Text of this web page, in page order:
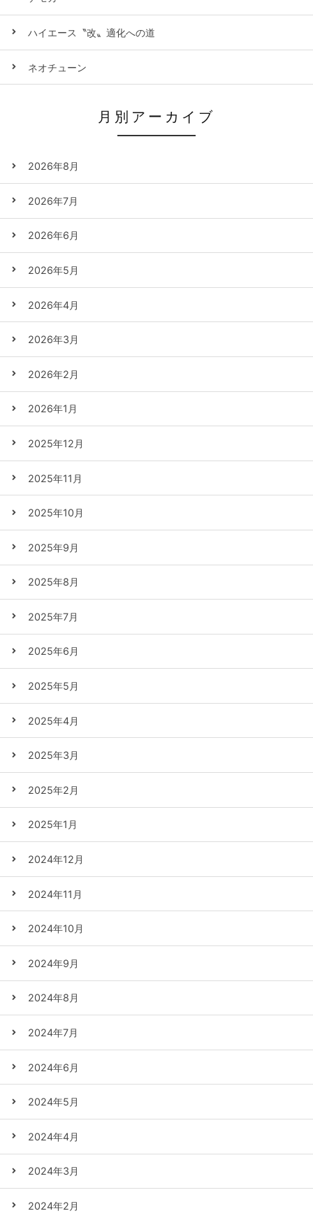
ハイエース〝改〟適化への道
ネオチューン
月別アーカイブ
2026年8月
2026年7月
2026年6月
2026年5月
2026年4月
2026年3月
2026年2月
2026年1月
2025年12月
2025年11月
2025年10月
2025年9月
2025年8月
2025年7月
2025年6月
2025年5月
2025年4月
2025年3月
2025年2月
2025年1月
2024年12月
2024年11月
2024年10月
2024年9月
2024年8月
2024年7月
2024年6月
2024年5月
2024年4月
2024年3月
2024年2月